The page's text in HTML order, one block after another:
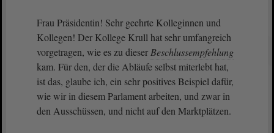
Frau Präsidentin! Sehr geehrte Kolleginnen und
Kollegen! Der Kollege Krull hat sehr umfangreich
vorgetragen, wie es zu dieser Beschlussempfehlung
kam. Für den, der die Abläufe selbst miterlebt hat,
ist das, glaube ich, ein sehr positives Beispiel dafür,
wie wir in diesem Parlament arbeiten, und zwar in
den Ausschüssen, und nicht auf den Marktplätzen.